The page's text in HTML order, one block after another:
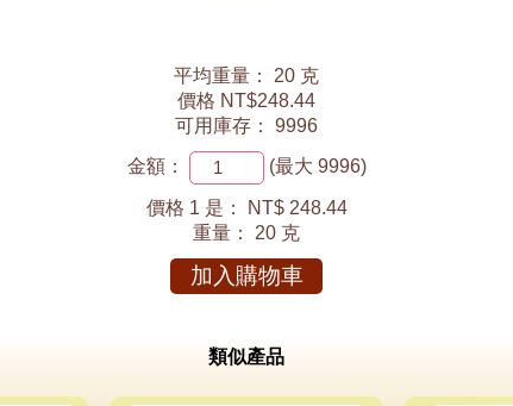
平均重量： 20 克
價格 NT$248.44
可用庫存： 9996
金額： (最大 9996)
價格 1 是：
NT$ 248.44
重量： 20 克
加入購物車
類似產品